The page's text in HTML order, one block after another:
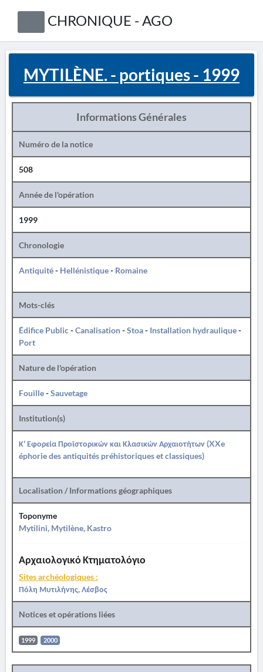
CHRONIQUE - AGO
MYTILÈNE. - portiques - 1999
Informations Générales
Numéro de la notice
508
Année de l'opération
1999
Chronologie
Antiquité- Hellénistique- Romaine
Mots-clés
Édifice Public-Canalisation-Stoa- Installation hydraulique-
Port
Nature de l'opération
Fouille-Sauvetage
Institution(s)
Κ' Εφορεία Προϊστορικών και Κλασικών Αρχαιοτήτων (XXe
éphorie des antiquités préhistoriques et classiques)
Localisation / Informations géographiques
Toponyme
Mytilini, Mytilène, Kastro
Αρχαιολογικό Κτηματολόγιο
Sites archéologiques :
Πόλη Μυτιλήνης, Λέσβος
Notices et opérations liées
1999 2000